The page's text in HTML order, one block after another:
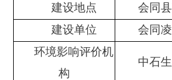
建设地点
会同
建设单位
会同
环境影响评价机
构
中石